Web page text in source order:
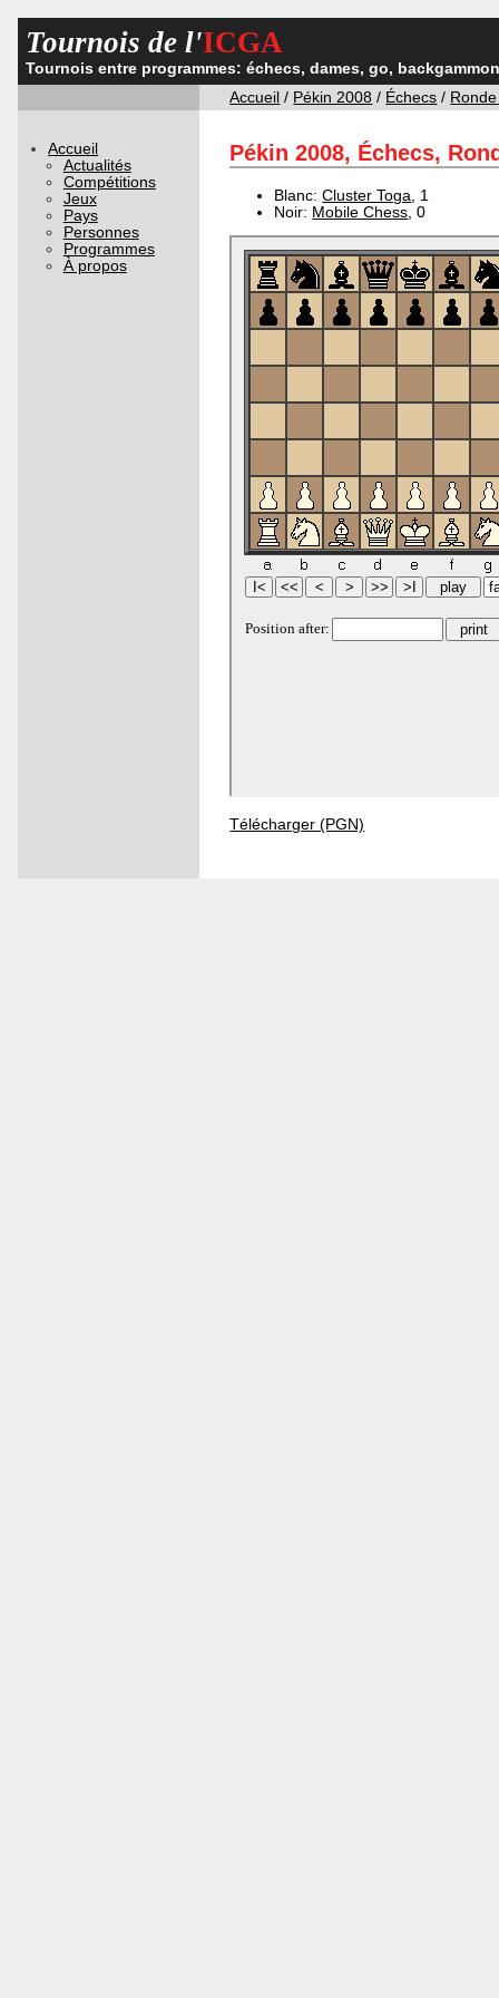
Tournois de l'ICGA
Tournois entre programmes: échecs, dames, go,
Accueil / Pékin 2008 / Échecs /
Accueil
Actualités
Compétitions
Jeux
Pays
Personnes
Programmes
À propos
Pékin 2008, Échecs,
Blanc:Cluster Toga , 1
Noir: Mobile Chess , 0
Télécharger (PGN)